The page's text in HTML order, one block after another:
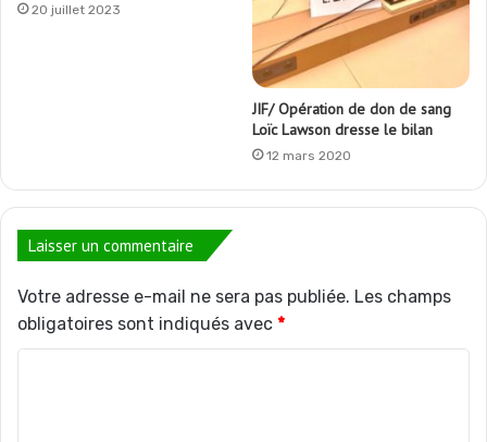
20 juillet 2023
JIF/ Opération de don de sang
Loïc Lawson dresse le bilan
12 mars 2020
Laisser un commentaire
Votre adresse e-mail ne sera pas publiée. Les champs
obligatoires sont indiqués avec *